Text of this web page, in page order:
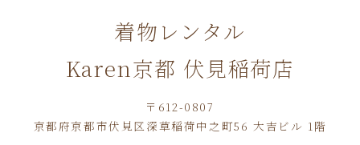
着物レンタル
Karen京都 伏見稲荷店
〒612-0807
京都府京都市伏見区深草稲荷中之町56 大吉ビル 1階